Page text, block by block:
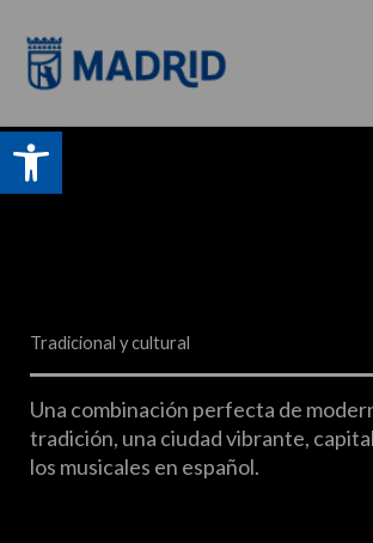
Abrir barra de
contenido
Tradicional y cultural
Una combinación perfecta de
tradición, una ciudad vibrante,
los musicales en español.